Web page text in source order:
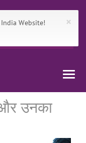
×
Website!
और उनका